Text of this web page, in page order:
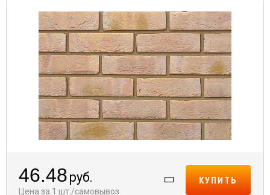
46.48 руб.
Цена за 1 шт./самовывоз
КУПИТЬ